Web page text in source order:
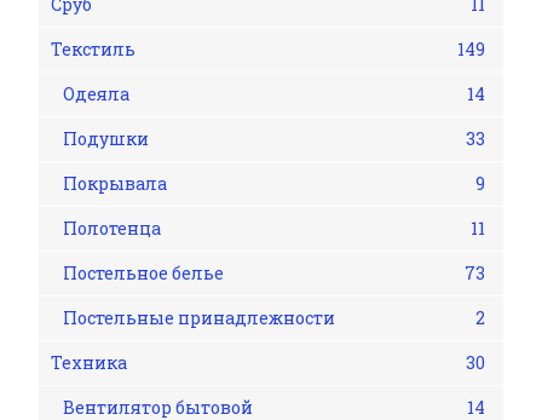
Текстиль
149
Одеяла
14
Подушки
33
Покрывала
9
Полотенца
11
Постельное белье
73
Постельные принадлежности
2
Техника
30
Вентилятор бытовой
14